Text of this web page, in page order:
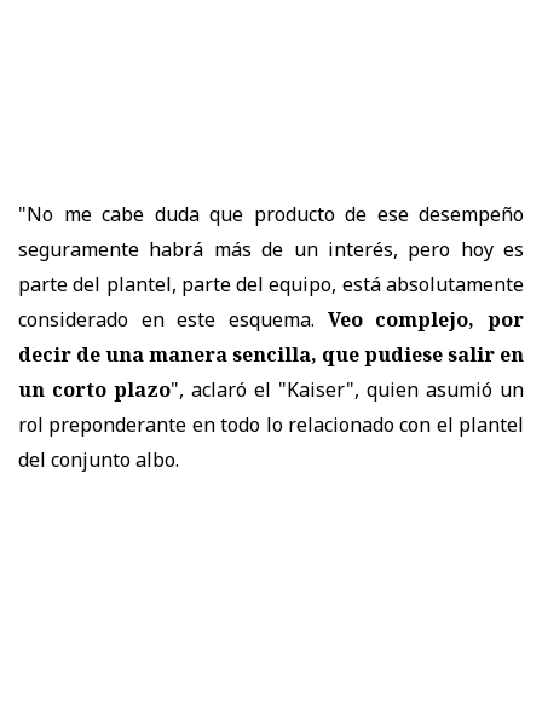
"No me cabe duda que producto de ese desempeño
seguramente habrá más de un interés, pero hoy es
parte del plantel, parte del equipo, está absolutamente
considerado en este esquema. Veo complejo, por
decir de una manera sencilla, que pudiese salir en
un corto plazo", aclaró el "Kaiser", quien asumió un
rol preponderante en todo lo relacionado con el plantel
del conjunto albo.